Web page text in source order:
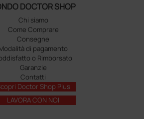
DOCTOR SHOP
Chi siamo
Come Comprare
Consegne
di pagamento
o Rimborsato
Garanzie
Contatti
Doctor Shop Plus
LAVORA CON NOI